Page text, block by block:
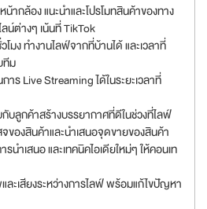
กล้อง แนะนำและโปรโมทสินค้าของทาง
ต่างๆ เน้นที่ TikTok
มง ทำงานไลฟ์จากที่บ้านได้ และเวลาที่
ทีม
าร Live Streaming ได้ในระยะเวลาที่
ลูกค้าสร้างบรรยากาศที่ดีในช่วงที่ไลฟ์
ของสินค้าและนำเสนอจุดขายของสินค้า
ำเสนอ และเทคนิคไอเดียใหม่ๆ ให้คอนเท
เสียงระหว่างการไลฟ์ พร้อมแก้ไขปัญหา